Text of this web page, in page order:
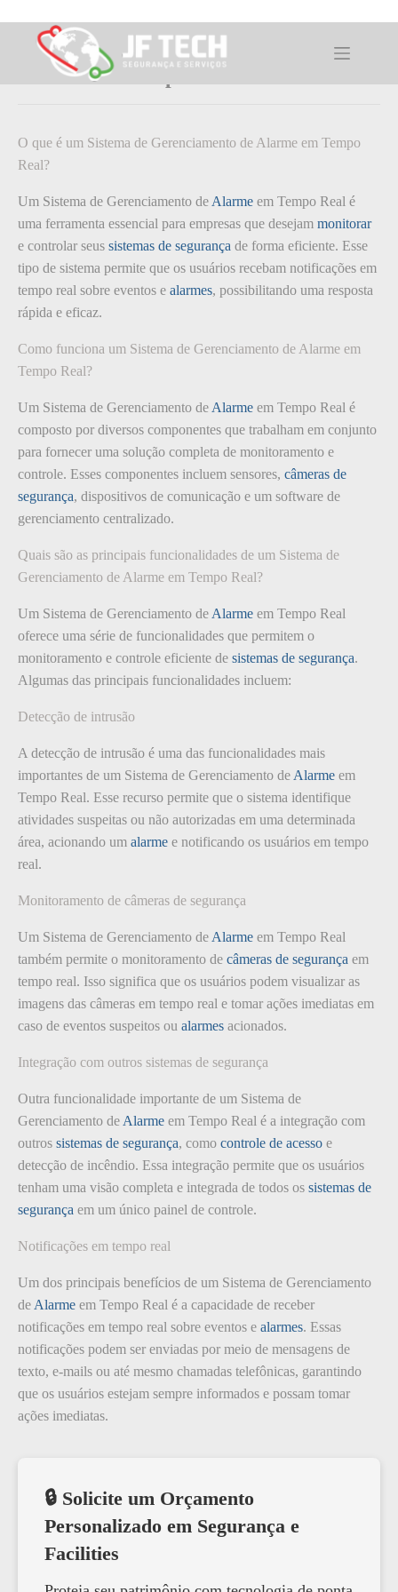
para
conteúdoO que é: Sistema de Gerenciamento de
Alarme em Tempo Real
O que é um Sistema de Gerenciamento de Alarme em Tempo
Real?
Um Sistema de Gerenciamento de Alarme em Tempo Real é
uma ferramenta essencial para empresas que desejam monitorar
e controlar seus sistemas de segurança de forma eficiente. Esse
tipo de sistema permite que os usuários recebam notificações em
tempo real sobre eventos e alarmes, possibilitando uma resposta
rápida e eficaz.
Como funciona um Sistema de Gerenciamento de Alarme em
Tempo Real?
Um Sistema de Gerenciamento de Alarme em Tempo Real é
composto por diversos componentes que trabalham em conjunto
para fornecer uma solução completa de monitoramento e
controle. Esses componentes incluem sensores, câmeras de
segurança, dispositivos de comunicação e um software de
gerenciamento centralizado.
Quais são as principais funcionalidades de um Sistema de
Gerenciamento de Alarme em Tempo Real?
Um Sistema de Gerenciamento de Alarme em Tempo Real
oferece uma série de funcionalidades que permitem o
monitoramento e controle eficiente de sistemas de segurança.
Algumas das principais funcionalidades incluem:
Detecção de intrusão
A detecção de intrusão é uma das funcionalidades mais
importantes de um Sistema de Gerenciamento de Alarme em
Tempo Real. Esse recurso permite que o sistema identifique
atividades suspeitas ou não autorizadas em uma determinada
área, acionando um alarme e notificando os usuários em tempo
real.
Monitoramento de câmeras de segurança
Um Sistema de Gerenciamento de Alarme em Tempo Real
também permite o monitoramento de câmeras de segurança em
tempo real. Isso significa que os usuários podem visualizar as
imagens das câmeras em tempo real e tomar ações imediatas em
caso de eventos suspeitos ou alarmes acionados.
Integração com outros sistemas de segurança
Outra funcionalidade importante de um Sistema de
Gerenciamento de Alarme em Tempo Real é a integração com
outros sistemas de segurança, como controle de acesso e
detecção de incêndio. Essa integração permite que os usuários
tenham uma visão completa e integrada de todos os sistemas de
segurança em um único painel de controle.
Notificações em tempo real
Um dos principais benefícios de um Sistema de Gerenciamento
de Alarme em Tempo Real é a capacidade de receber
notificações em tempo real sobre eventos e alarmes. Essas
notificações podem ser enviadas por meio de mensagens de
texto, e-mails ou até mesmo chamadas telefônicas, garantindo
que os usuários estejam sempre informados e possam tomar
ações imediatas.
🔒 Solicite um Orçamento
Personalizado em Segurança e
Facilities